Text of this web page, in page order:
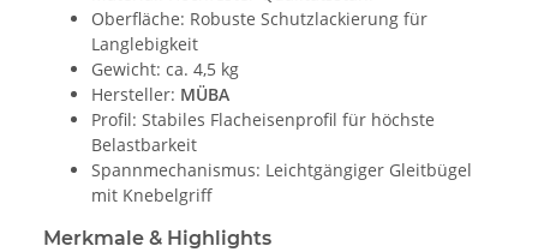
Oberfläche: Robuste Schutzlackierung für
Langlebigkeit
Gewicht: ca. 4,5 kg
Hersteller: MÜBA
Profil: Stabiles Flacheisenprofil für höchste
Belastbarkeit
Spannmechanismus: Leichtgängiger Gleitbügel
mit Knebelgriff
Merkmale & Highlights